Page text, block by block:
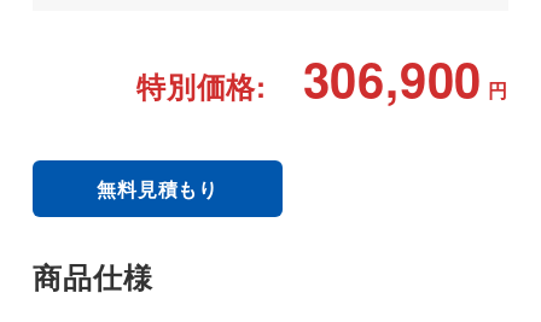
特別価格: 306,900 円
無料見積もり
商品仕様